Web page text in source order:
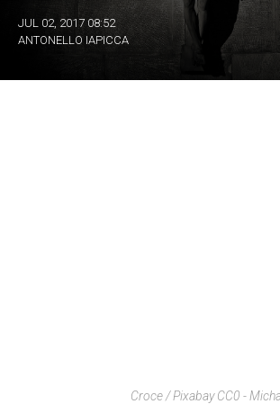
JUL 02, 2017 08:52
ANTONELLO IAPICCA
Croce / Pixabay CC0 -